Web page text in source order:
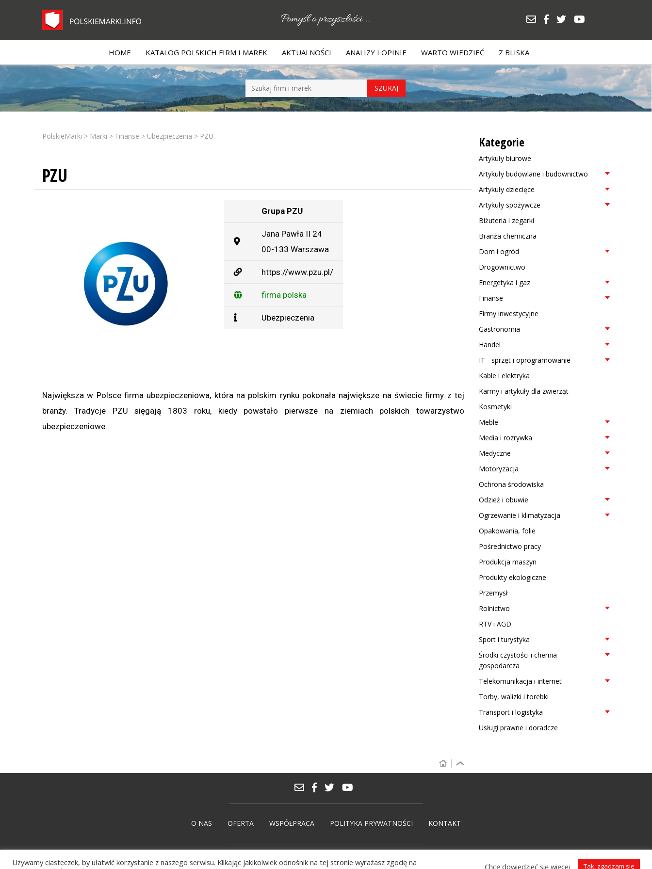
HOME KATALOG POLSKICH FIRM I MAREK AKTUALNOŚCI ANALIZY I OPINIE WARTO WIEDZIEĆ Z BLISKA
PolskieMarki > Marki > Finanse > Ubezpieczenia > PZU
PZU
Grupa PZU
Jana Pawła II 24
00-133 Warszawa
https://www.pzu.pl/
firma polska
Ubezpieczenia
Największa w Polsce firma ubezpieczeniowa, która na polskim rynku pokonała największe na świecie firmy z tej
branży. Tradycje PZU sięgają 1803 roku, kiedy powstało pierwsze na ziemiach polskich towarzystwo
ubezpieczeniowe.
Kategorie
Artykuły biurowe
Artykuły budowlane i budownictwo
Artykuły dziecięce
Artykuły spożywcze
Biżuteria i zegarki
Branża chemiczna
Dom i ogród
Drogownictwo
Energetyka i gaz
Finanse
Firmy inwestycyjne
Gastronomia
Handel
IT - sprzęt i oprogramowanie
Kable i elektryka
Karmy i artykuły dla zwierząt
Kosmetyki
Meble
Media i rozrywka
Medyczne
Motoryzacja
Ochrona środowiska
Odzież i obuwie
Ogrzewanie i klimatyzacja
Opakowania, folie
Pośrednictwo pracy
Produkcja maszyn
Produkty ekologiczne
Przemysł
Rolnictwo
RTV i AGD
Sport i turystyka
Środki czystości i chemia
gospodarcza
Telekomunikacja i internet
Torby, walizki i torebki
Transport i logistyka
Usługi prawne i doradcze
O NAS OFERTA WSPÓŁPRACA POLITYKA PRYWATNOŚCI KONTAKT
© PolskieMarki 2026. Wdrożenie:solmedia.pl
Używamy ciasteczek, by ułatwić korzystanie z naszego serwisu. Klikając jakikolwiek odnośnik na tej stronie wyrażasz zgodę na
Chcę dowiedzieć się więcej Tak, zgadzam się